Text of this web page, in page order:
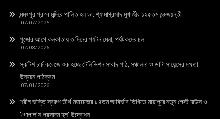
মন্মথপুর প্রণব মন্দিরে পালিত হল ডা: শ্যামাপ্রসাদ মুখার্জীর ১২৫তম জন্মজয়ন্তী
07/07/2026
পুজোর আগে কলকাতায় ৩ দিনের পর্যটন মেলা, পর্যটকদের ঢল
07/03/2026
স্কটিশ চার্চ কলেজে শুরু হচ্ছে টেলিভিশন সংবাদ পাঠ, সঞ্চালনা ও ডাটা সায়েন্সের দক্ষতা
উন্নয়ন পাঠক্রম
07/01/2026
শ্রীল ভক্তি স্বরুপ তীর্থ মহারাজের ৮৪তম আবির্ভাব তিথিতে মায়াপুরে নতুন গেস্ট হাউস ও
‘গোপাল’স প্রসাদম হল’ উদ্বোধন